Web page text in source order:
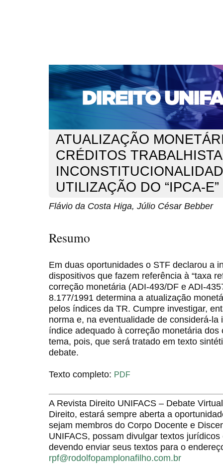
CAPA SOBRE ACESSO CADASTRO
NOTÍCIAS
EDIÇÕES DE Nº 1 A 100 WEBMAIL
Capa>n. 182 (2015) > da Costa Higa
ATUALIZAÇÃO
CRÉDITOS
UTILIZAÇÃO DO “IPCA-E”
Flávio da Costa Higa, Júlio César Bebber
Resumo
Em duas oportunidades o STF declarou a
dispositivos que fazem referência à “taxa
correção monetária (ADI-493/DF e ADI-
8.177/1991 determina a atualização
pelos índices da TR. Cumpre investigar,
norma e, na eventualidade de considerá-
índice adequado à correção monetária
tema, pois, que será tratado em texto
debate.
Texto completo: PDF
A Revista Direito UNIFACS – Debate
Direito, estará sempre aberta a
sejam membros do Corpo Docente e
UNIFACS, possam divulgar textos
devendo enviar seus textos para o
rpf@rodolfopamplonafilho.com.br